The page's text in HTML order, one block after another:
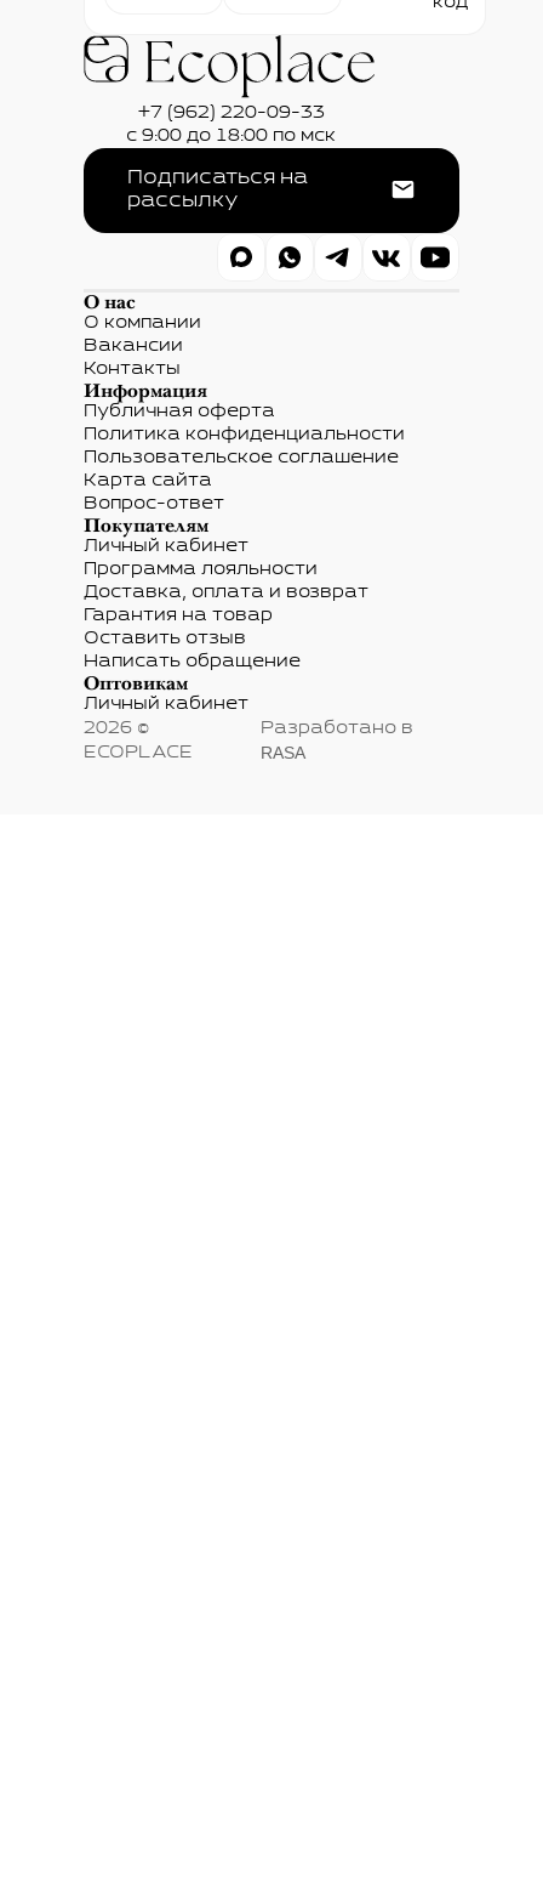
+7 (962) 220-09-33
с 9:00 до 18:00 по мск
Подписаться на
рассылку
О нас
О компании
Вакансии
Контакты
Информация
Публичная оферта
Политика конфиденциальности
Пользовательское соглашение
Карта сайта
Вопрос-ответ
Покупателям
Личный кабинет
Программа лояльности
Доставка, оплата и возврат
Гарантия на товар
Оставить отзыв
Написать обращение
Оптовикам
Личный кабинет
2026 ©
ECOPLACE
Разработано в
RASA